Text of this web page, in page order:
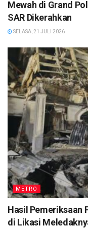
Mewah di Grand
SAR Dikerahkan
SELASA, 21 JULI 2026
METRO
Hasil Pemeriksaan
di Likasi